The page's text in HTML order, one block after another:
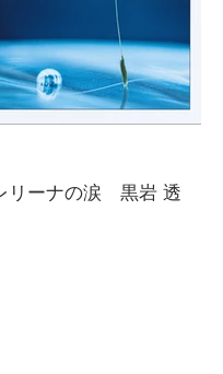
２席 バレリーナの涙 黒岩 透